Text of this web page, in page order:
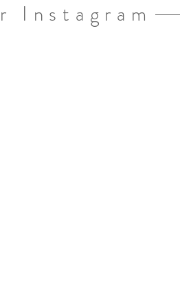
Instagram